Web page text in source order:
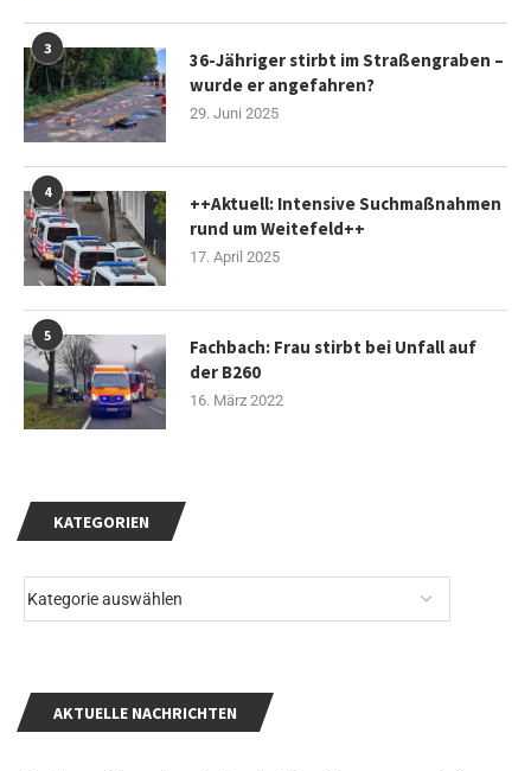
KATEGORIEN
AKTUELLE NACHRICHTEN
3
36-Jähriger stirbt im Straßengraben –
wurde er angefahren?
29. Juni 2025
4
++Aktuell: Intensive Suchmaßnahmen
rund um Weitefeld++
17. April 2025
5
Fachbach: Frau stirbt bei Unfall auf
der B260
16. März 2022